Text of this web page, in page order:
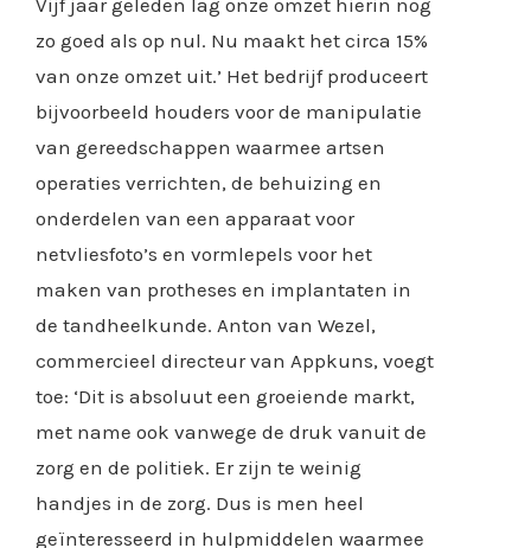
Vijf jaar geleden lag onze omzet hierin nog
zo goed als op nul. Nu maakt het circa 15%
van onze omzet uit.’ Het bedrijf produceert
bijvoorbeeld houders voor de manipulatie
van gereedschappen waarmee artsen
operaties verrichten, de behuizing en
onderdelen van een apparaat voor
netvliesfoto’s en vormlepels voor het
maken van protheses en implantaten in
de tandheelkunde. Anton van Wezel,
commercieel directeur van Appkuns, voegt
toe: ‘Dit is absoluut een groeiende markt,
met name ook vanwege de druk vanuit de
zorg en de politiek. Er zijn te weinig
handjes in de zorg. Dus is men heel
geïnteresseerd in hulpmiddelen waarmee